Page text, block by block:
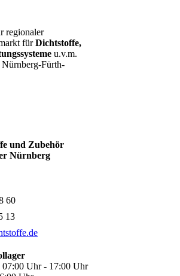
regionaler
fürDichtstoffe,
u.v.m.
Fürth-
und Zubehör
Nürnberg
60
13
07:00 Uhr - 17:00 Uhr